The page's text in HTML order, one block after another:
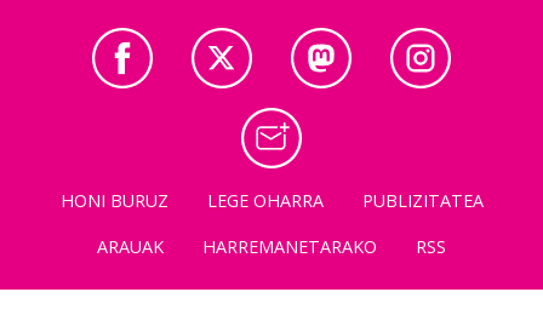
HONI BURUZ LEGE OHARRA
PUBLIZITATEA
ARAUAK
HARREMANETARAKO RSS